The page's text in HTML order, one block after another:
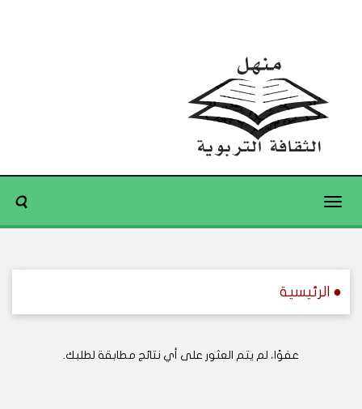
Toggle
● الرئيسية
عفوًا، لم يتم العثور على أي نتائج مطابقة لطلبك.